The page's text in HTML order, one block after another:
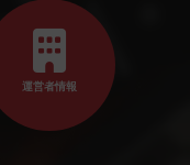
運営者情報